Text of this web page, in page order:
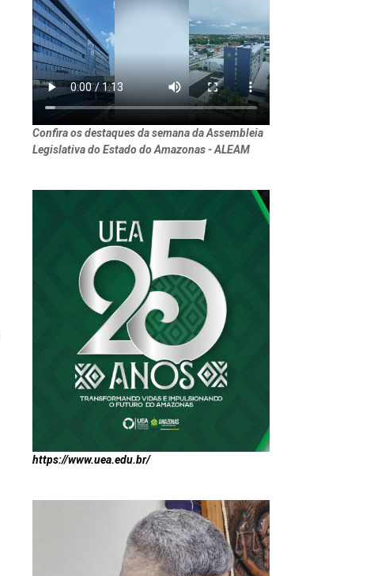
Confira os destaques da semana da Assembleia
Legislativa do Estado do Amazonas - ALEAM
https://www.uea.edu.br/